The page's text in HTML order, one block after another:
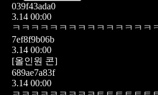
039f43ada0
3.14 00:00
ㅋㅋㅋㅋㅋㅋㅋㅋㅋㅋㅋㅋㅋㅋㅋ
7ef8f9b06b
3.14 00:00
[올인원 콘]
689ae7a83f
3.14 00:00